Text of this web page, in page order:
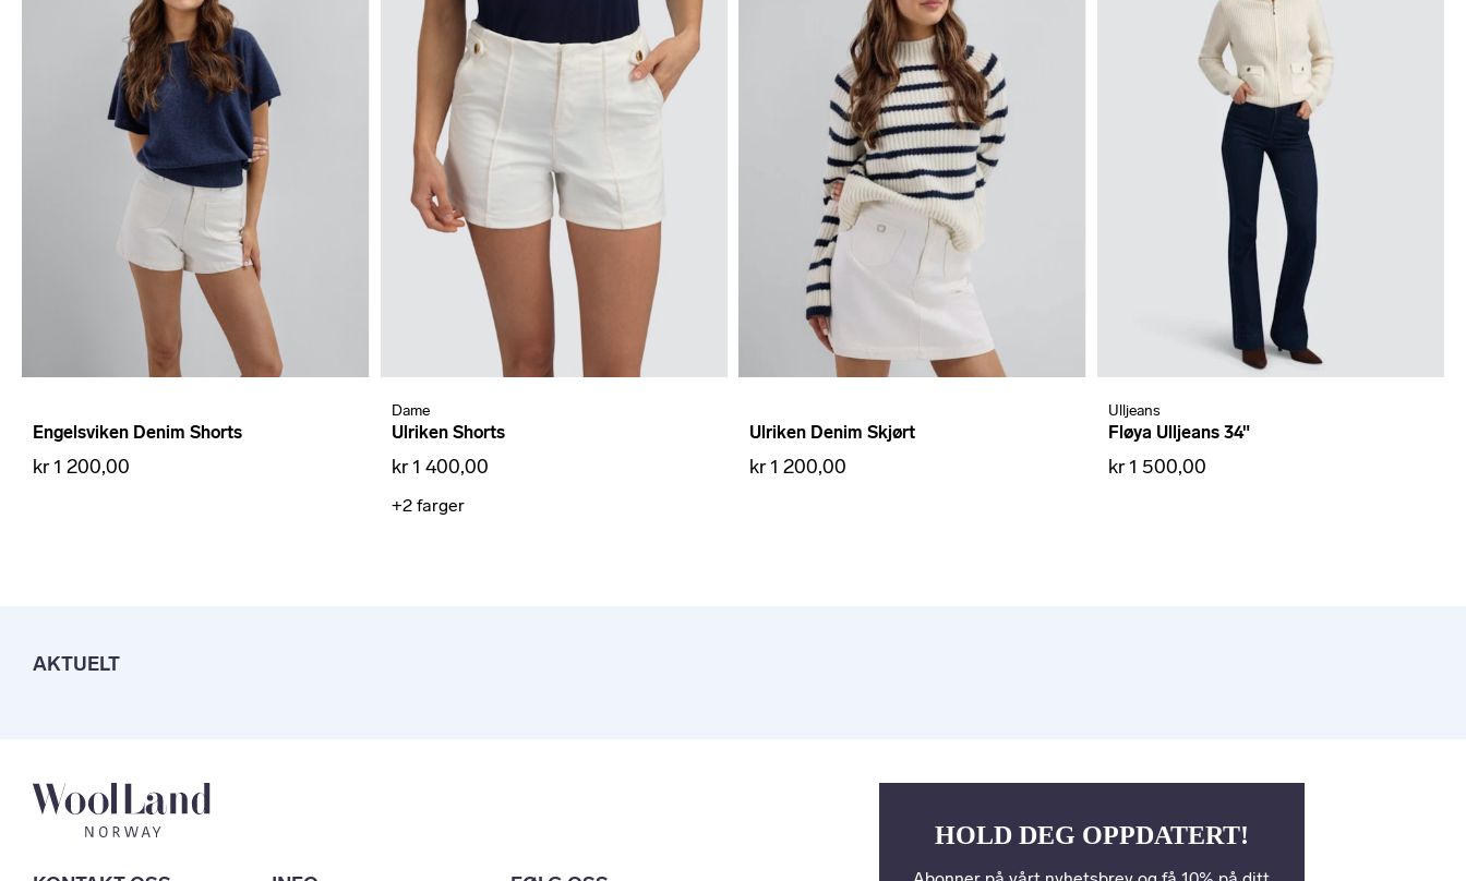
Engelsviken Denim Shorts
kr 1 200,00
Dame
Ulriken Shorts
kr 1 400,00
+2 farger
Ulriken Denim Skjørt
kr 1 200,00
Ulljeans
Fløya Ulljeans 34"
kr 1 500,00
AKTUELT
HOLD DEG OPPDATERT!